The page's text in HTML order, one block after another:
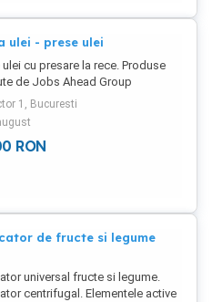
ulei - prese ulei
ulei cu presare la rece. Produse
de Jobs Ahead Group
Garantie 1 an.
1, Bucuresti
RON
de fructe si legume
universal fructe si legume.
centrifugal. Elementele active